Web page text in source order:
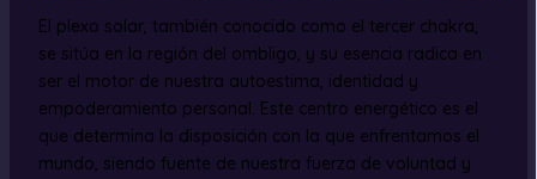
El plexo solar, también conocido como el tercer chakra,
se sitúa en la región del ombligo, y su esencia radica en
ser el motor de nuestra autoestima, identidad y
empoderamiento personal. Este centro energético es el
que determina la disposición con la que enfrentamos el
mundo, siendo fuente de nuestra fuerza de voluntad y